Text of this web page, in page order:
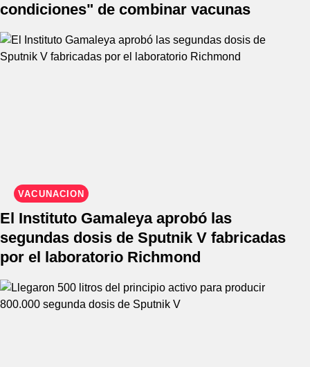
condiciones" de combinar vacunas
VACUNACIÓN
El Instituto Gamaleya aprobó las
segundas dosis de Sputnik V fabricadas
por el laboratorio Richmond